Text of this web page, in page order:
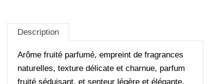
Description
Arôme fruité parfumé, empreint de fragrances
naturelles, texture délicate et charnue, parfum
fruité séduisant, et senteur légère et élégante.